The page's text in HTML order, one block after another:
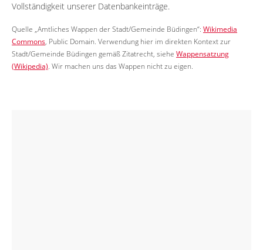
Vollständigkeit unserer Datenbankeinträge.
Quelle „Amtliches Wappen der Stadt/Gemeinde Büdingen“: Wikimedia
Commons, Public Domain. Verwendung hier im direkten Kontext zur
Stadt/Gemeinde Büdingen gemäß Zitatrecht, siehe Wappensatzung
(Wikipedia). Wir machen uns das Wappen nicht zu eigen.